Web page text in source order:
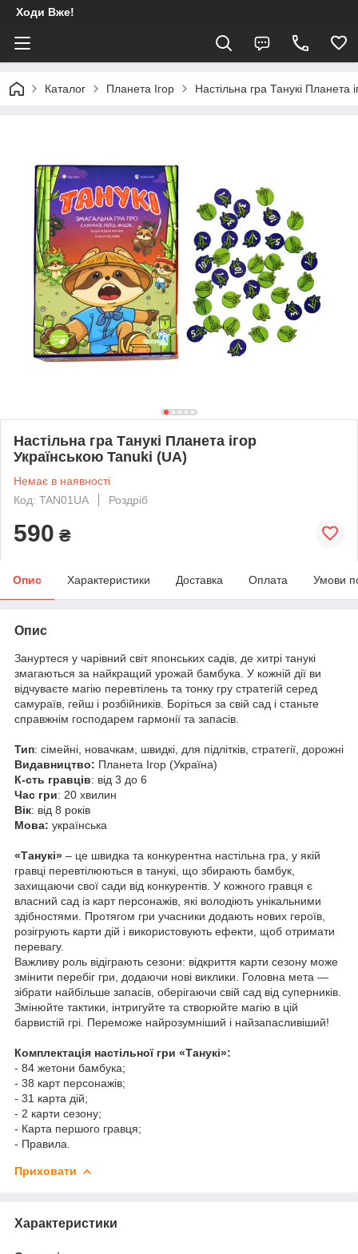
Ходи Вже!
Каталог Планета Ігор Настільна гра Танукі Планета
Настільна гра Танукі Планета ігор
Українською Tanuki (UA)
Немає в наявності
Код: TAN01UA
Роздріб
590 ₴
Опис Характеристики Доставка Оплата Умови
Опис
Зануртеся у чарівний світ японських садів, де хитрі танукі
змагаються за найкращий урожай бамбука. У кожній дії ви
відчуваєте магію перевтілень та тонку гру стратегій серед
самураїв, гейш і розбійників. Боріться за свій сад і станьте
справжнім господарем гармонії та запасів.
Тип: сімейні, новачкам, швидкі, для підлітків, стратегії, дорожні
Видавництво: Планета Ігор (Україна)
К-сть гравців: від 3 до 6
Час гри: 20 хвилин
Вік: від 8 років
Мова: українська
«Танукі» – це швидка та конкурентна настільна гра, у якій
гравці перевтілюються в танукі, що збирають бамбук,
захищаючи свої сади від конкурентів. У кожного гравця є
власний сад із карт персонажів, які володіють унікальними
здібностями. Протягом гри учасники додають нових героїв,
розігрують карти дій і використовують ефекти, щоб отримати
перевагу.
Важливу роль відіграють сезони: відкриття карти сезону може
змінити перебіг гри, додаючи нові виклики. Головна мета —
зібрати найбільше запасів, оберігаючи свій сад від суперників.
Змінюйте тактики, інтригуйте та створюйте магію в цій
барвистій грі. Переможе найрозумніший і найзапасливіший!
Комплектація настільної гри «Танукі»:
- 84 жетони бамбука;
- 38 карт персонажів;
- 31 карта дій;
- 2 карти сезону;
- Карта першого гравця;
- Правила.
Приховати
Характеристики